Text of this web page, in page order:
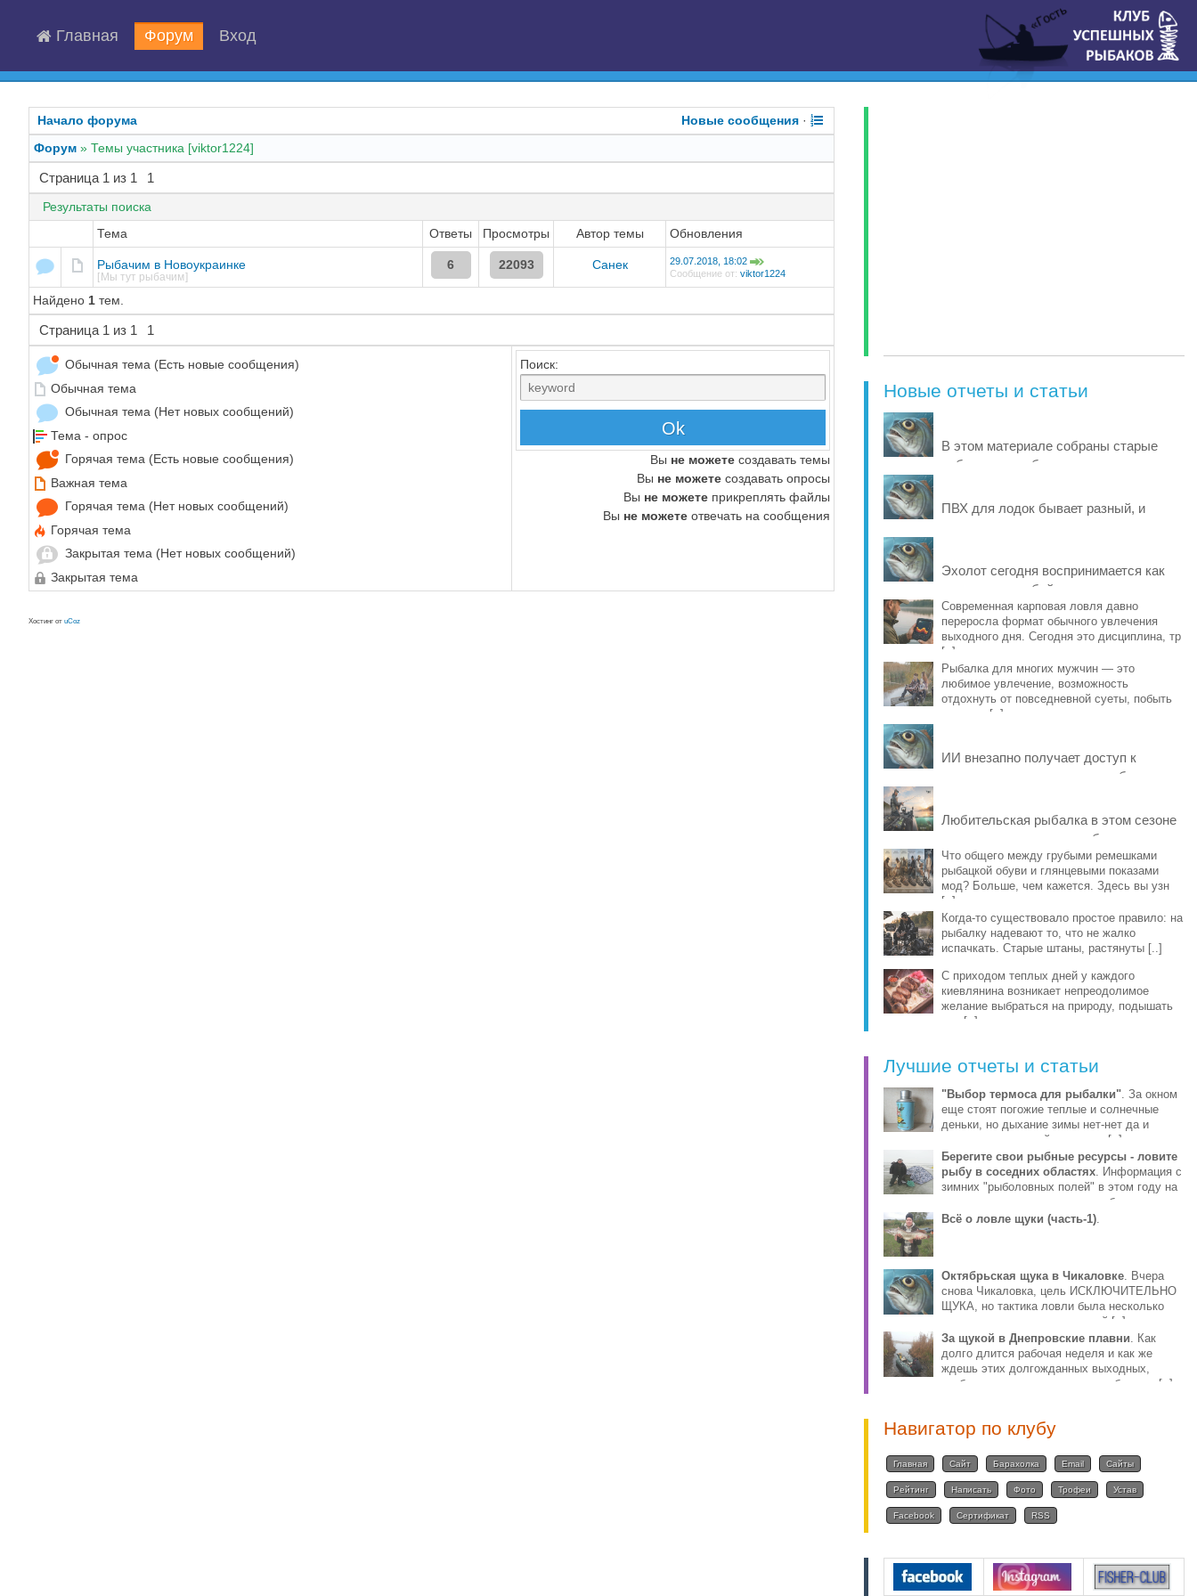
Главная Форум Вход
«Гость
Начало форума Новые сообщения ·
Форум » Темы участника [viktor1224]
Страница 1 из 1 1
Результаты поиска
Тема
Ответы Просмотры Автор темы Обновления
Рыбачим в Новоукраинке
[ Мы тут рыбачим]
6 22093 Санек
29.07.2018, 18:02
Сообщение от:viktor1224
Найдено 1 тем.
Страница 1 из 1 1
Обычная тема (Есть новые сообщения)
Обычная тема
Обычная тема (Нет новых сообщений)
Тема - опрос
Горячая тема (Есть новые сообщения)
Важная тема
Горячая тема (Нет новых сообщений)
Горячая тема
Закрытая тема (Нет новых сообщений)
Закрытая тема
Поиск:
Вы не можете создавать темы
Вы не можете создавать опросы
Вы не можете прикреплять файлы
Вы не можете отвечать на сообщения
Хостинг отuCoz
Новые отчеты и статьи
В этом материале собраны старые
рабочие способы и современные
жизнь уло [..]
ПВХ для лодок бывает разный, и
стойкости к исти [..]
Эхолот сегодня воспринимается как
что-то само собой разумеющееся, но
еще совсем недавно рыбаки
обходились б [..]
Современная карповая ловля давно
переросла формат обычного увлечения
выходного дня. Сегодня это дисциплина, тр
[..]
Рыбалка для многих мужчин — это
любимое увлечение, возможность
отдохнуть от повседневной суеты, побыть
наедине [..]
ИИ внезапно получает доступ к
реальному миру и учится рыбачить на
рыбы, про [..]
Любительская рыбалка в этом сезоне
заметно изменилась: на берег и в
лодку чаще берут компактные
эхолоты, об [..]
Что общего между грубыми ремешками
рыбацкой обуви и глянцевыми показами
мод? Больше, чем кажется. Здесь вы узн
[..]
Когда-то существовало простое правило: на
рыбалку надевают то, что не жалко
испачкать. Старые штаны, растянуты [..]
С приходом теплых дней у каждого
киевлянина возникает непреодолимое
желание выбраться на природу, подышать
све [..]
Лучшие отчеты и статьи
"Выбор термоса для рыбалки". За окном
еще стоят погожие теплые и солнечные
деньки, но дыхание зимы нет-нет да и
ощущается уже сейчас этими [..]
Берегите свои рыбные ресурсы - ловите
рыбу в соседних областях. Информация с
зимних "рыболовных полей" в этом году на
столько противоречива, что собираясь за
плотвой, волей-н [..]
Всё о ловле щуки (часть-1).
Октябрьская щука в Чикаловке. Вчера
снова Чикаловка, цель ИСКЛЮЧИТЕЛЬНО
ЩУКА, но тактика ловли была несколько
иная, по причине того, что мой [..]
За щукой в Днепровские плавни. Как
долго длится рабочая неделя и как же
ждешь этих долгожданных выходных,
чтобы снова ощутить радость общения [..]
Навигатор по клубу
Главная Сайт Барахолка Email Сайты
Рейтинг Написать Фото Трофеи Устав
Facebook Сертификат RSS